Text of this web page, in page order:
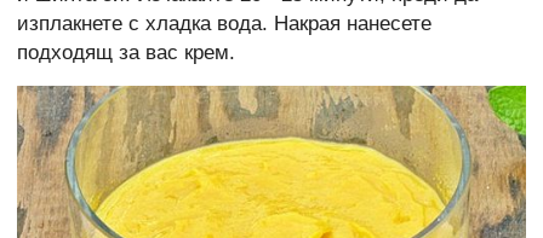
изплакнете с хладка вода. Накрая нанесете
подходящ за вас крем.